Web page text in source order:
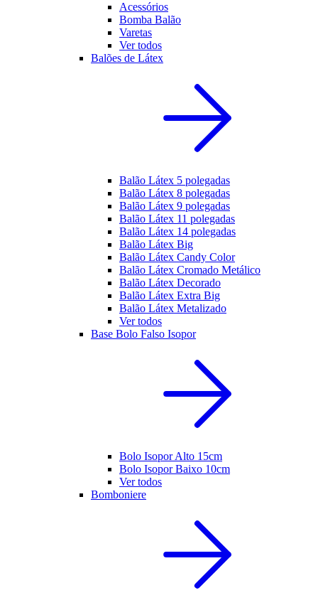
Acessórios
Bomba Balão
Varetas
Ver todos
Balões de Látex
Balão Látex 5 polegadas
Balão Látex 8 polegadas
Balão Látex 9 polegadas
Balão Látex 11 polegadas
Balão Látex 14 polegadas
Balão Látex Big
Balão Látex Candy Color
Balão Látex Cromado Metálico
Balão Látex Decorado
Balão Látex Extra Big
Balão Látex Metalizado
Ver todos
Base Bolo Falso Isopor
Bolo Isopor Alto 15cm
Bolo Isopor Baixo 10cm
Ver todos
Bomboniere